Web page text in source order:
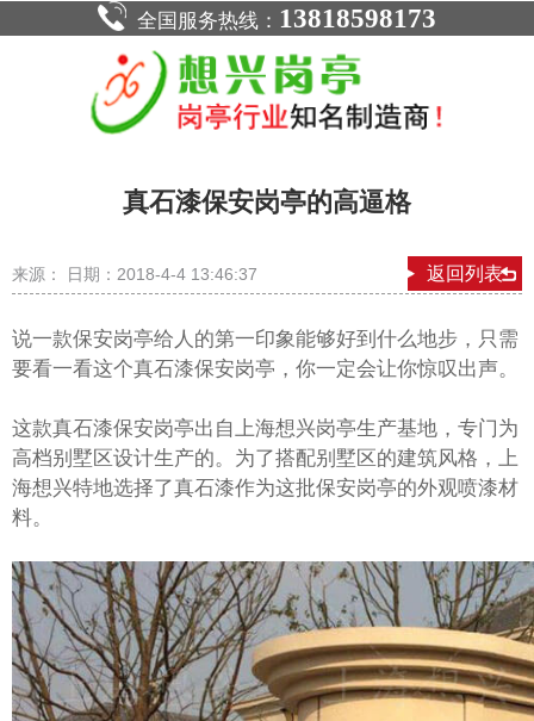
全国服务热线： 13818598173
真石漆保安岗亭的高逼格
返回列表
来源： 日期：2018-4-4 13:46:37
说一款保安岗亭给人的第一印象能够好到什么地步，只需
要看一看这个真石漆保安岗亭，你一定会让你惊叹出声。
这款真石漆保安岗亭出自上海想兴岗亭生产基地，专门为
高档别墅区设计生产的。为了搭配别墅区的建筑风格，上
海想兴特地选择了真石漆作为这批保安岗亭的外观喷漆材
料。